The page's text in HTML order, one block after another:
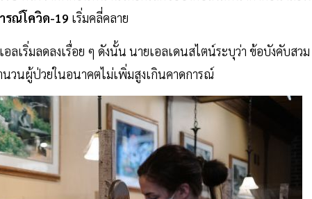
รณ์โควิด-19 เริ่มคลี่คลาย
เริ่มลดลงเรื่อย ๆ ดังนั้น นายเอลเดนสไตน์ระบุว่า ข้อบังคับสวม
วนผู้ป่วยในอนาคตไม่เพิ่มสูงเกินคาดการณ์